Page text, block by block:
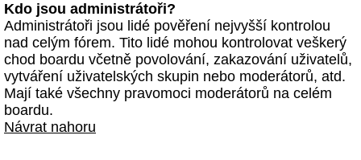
Kdo jsou administrátoři?
Administrátoři jsou lidé pověření nejvyšší kontrolou
nad celým fórem. Tito lidé mohou kontrolovat veškerý
chod boardu včetně povolování, zakazování uživatelů,
vytváření uživatelských skupin nebo moderátorů, atd.
Mají také všechny pravomoci moderátorů na celém
boardu.
Návrat nahoru